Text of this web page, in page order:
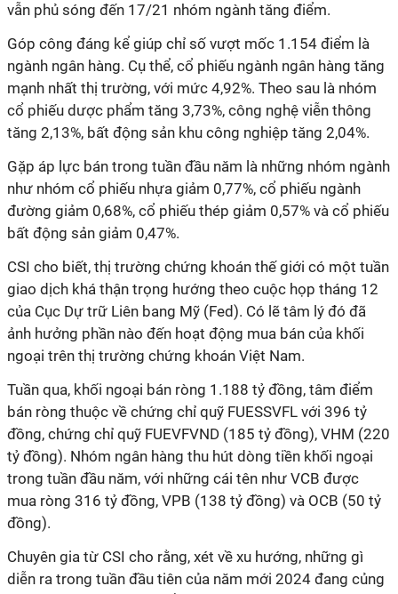
vẫn phủ sóng đến 17/21 nhóm ngành tăng điểm.
Góp công đáng kể giúp chỉ số vượt mốc 1.154 điểm là
ngành ngân hàng. Cụ thể, cổ phiếu ngành ngân hàng tăng
mạnh nhất thị trường, với mức 4,92%. Theo sau là nhóm
cổ phiếu dược phẩm tăng 3,73%, công nghệ viễn thông
tăng 2,13%, bất động sản khu công nghiệp tăng 2,04%.
Gặp áp lực bán trong tuần đầu năm là những nhóm ngành
như nhóm cổ phiếu nhựa giảm 0,77%, cổ phiếu ngành
đường giảm 0,68%, cổ phiếu thép giảm 0,57% và cổ phiếu
bất động sản giảm 0,47%.
CSI cho biết, thị trường chứng khoán thế giới có một tuần
giao dịch khá thận trọng hướng theo cuộc họp tháng 12
của Cục Dự trữ Liên bang Mỹ (Fed). Có lẽ tâm lý đó đã
ảnh hưởng phần nào đến hoạt động mua bán của khối
ngoại trên thị trường chứng khoán Việt Nam.
Tuần qua, khối ngoại bán ròng 1.188 tỷ đồng, tâm điểm
bán ròng thuộc về chứng chỉ quỹ FUESSVFL với 396 tỷ
đồng, chứng chỉ quỹ FUEVFVND (185 tỷ đồng), VHM (220
tỷ đồng). Nhóm ngân hàng thu hút dòng tiền khối ngoại
trong tuần đầu năm, với những cái tên như VCB được
mua ròng 316 tỷ đồng, VPB (138 tỷ đồng) và OCB (50 tỷ
đồng).
Chuyên gia từ CSI cho rằng, xét về xu hướng, những gì
diễn ra trong tuần đầu tiên của năm mới 2024 đang củng